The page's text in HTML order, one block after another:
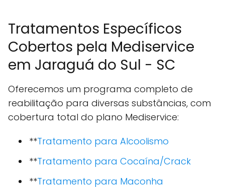
Tratamentos Específicos
Cobertos pela Mediservice
em Jaraguá do Sul - SC
Oferecemos um programa completo de
reabilitação para diversas substâncias, com
cobertura total do plano Mediservice:
**Tratamento para Alcoolismo
**Tratamento para Cocaína/Crack
**Tratamento para Maconha